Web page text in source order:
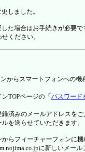
しました。
た場合はお手続きが必要で
ください。
からスマートフォンへの機
TOPページの「 パスワード
済みのメールアドレスをご
を送らせていただきます。
らフィーチャーフォンに
に新しいメー